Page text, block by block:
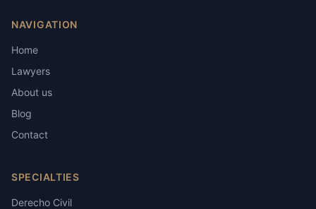
NAVIGATION
Home
Lawyers
About us
Blog
Contact
SPECIALTIES
Derecho Civil